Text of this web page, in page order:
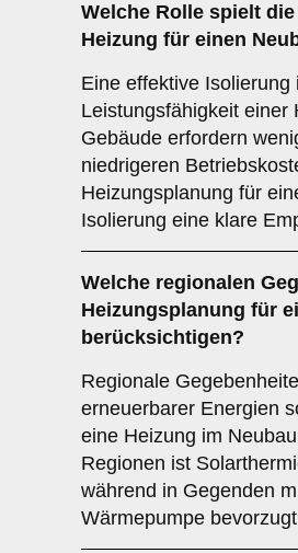
Welche Rolle spielt
Heizung für einen
Eine effektive
Leistungsfähigkeit einer
Gebäude erfordern
niedrigeren
Heizungsplanung für
Isolierung eine klare
Welche regionalen
Heizungsplanung für
berücksichtigen?
Regionale
erneuerbarer Energien
eine Heizung im
Regionen ist
während in Gegenden
Wärmepumpe